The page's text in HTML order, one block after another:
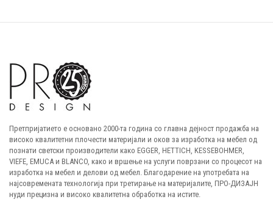
Претпријатието е основано 2000-та година со главна дејност продажба на
високо квалитетни плочести материјали и оков за изработка на мебел од
познати светски производители како EGGER, HETTICH, KESSEBOHMER,
VIEFE, EMUCA и BLANCO, како и вршење на услуги поврзани со процесот на
изработка на мебел и делови од мебел. Благодарение на употребата на
најсовремената технологија при третирање на материјалите, ПРО-ДИЗАЈН
нуди прецизна и високо квалитетна обработка на истите.